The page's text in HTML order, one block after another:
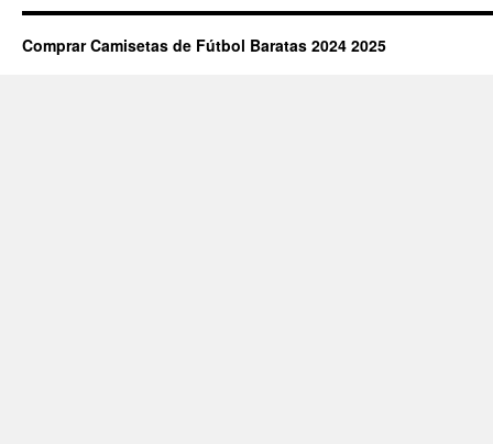
Comprar Camisetas de Fútbol Baratas 2024 2025